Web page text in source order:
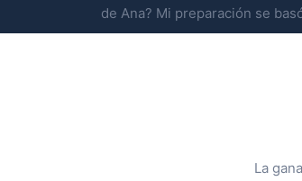
de Ana? Mi preparación se
La